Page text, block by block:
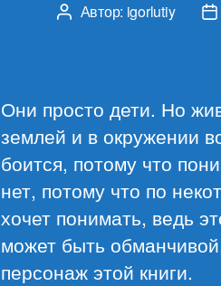
Автор
Автор: igorlutiy
Они просто дети. Но
землей и в окружении
боится, потому что
нет, потому что по
хочет понимать, ведь
может быть
персонаж этой книги.